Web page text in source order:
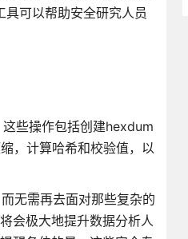
可以帮助安全研究人员
些操作包括创建hexdum
，计算哈希和校验值，以
无需再去面对那些复杂的
会极大地提升数据分析人